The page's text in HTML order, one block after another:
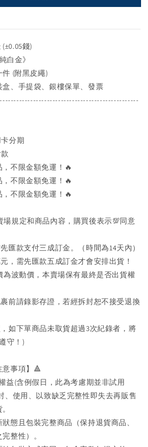
錢)
白金》
(附黑皮繩)
、手提袋、銀樓保單、發票
分期
不限金額免運！🔥
不限金額免運！🔥
不限金額免運！🔥
場規定和商品內容，購買後表示💯同意
匯款支付三成訂金。（時間為14天內）
，需先匯款五成訂金才會安排出貨！
為波動價，本賣場保有最終是否出貨權
前請錄影存證，若經拆封恕不接受退換
如下單商品未取貨超過3次紀錄者，將
守！)
事項】🔺
益(含例假日，此為考慮期並非試用
、使用、以致缺乏完整性即失去再販售
態且包裝完整商品（保持退貨商品、
整性）。